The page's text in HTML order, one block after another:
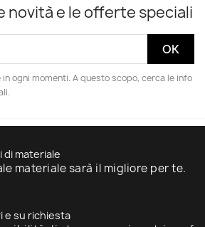
novità e le offerte speciali
ogni momenti. A questo scopo, cerca le info
di materiale
materiale sarà il migliore per te.
e su richiesta